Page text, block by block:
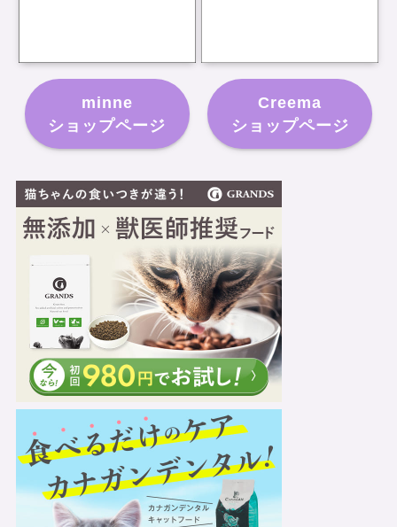
minne
ショップページ
Creema
ショップページ